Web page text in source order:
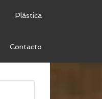
Plástica
Contacto